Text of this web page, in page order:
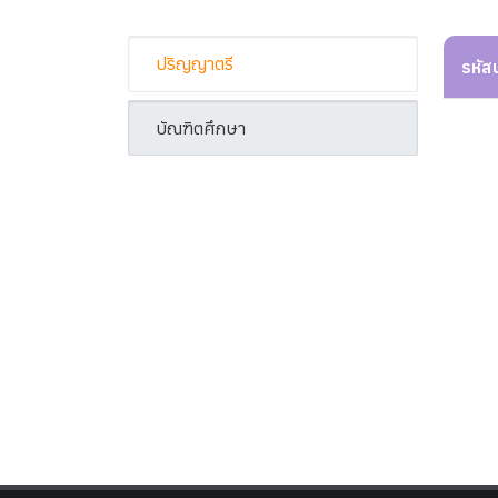
ปริญญาตรี
บัณฑิตศึกษา
รหั